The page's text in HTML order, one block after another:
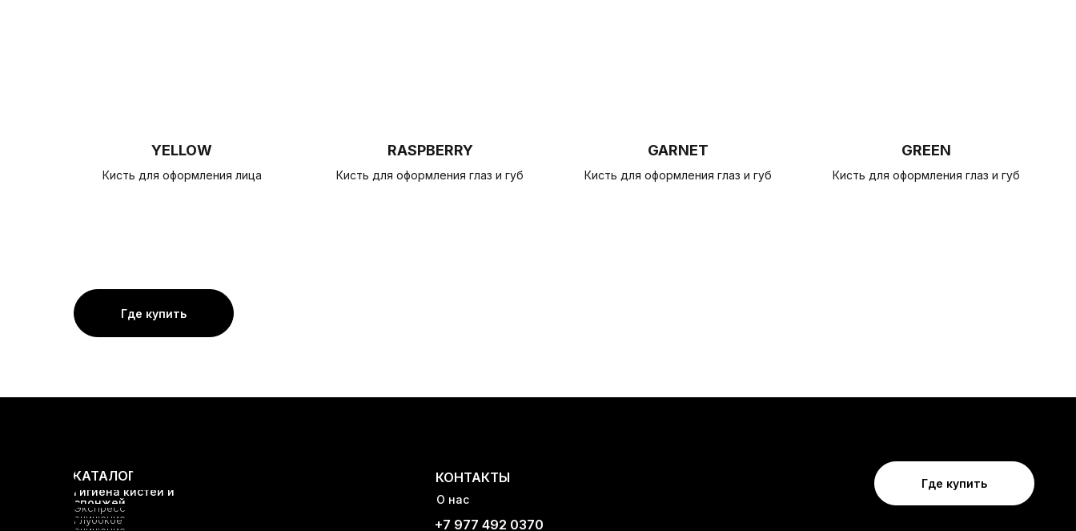
YELLOW
Кисть для оформления лица
RASPBERRY
Кисть для оформления глаз и губ
GARNET
Кисть для оформления глаз и губ
GREEN
Кисть для оформления глаз и губ
Где купить
КОНТАКТЫ
+7 977 492 0370
КАТАЛОГ
Гигиена кистей и
спонжей
Экспресс
очищение
Глубокое
О нас
Где купить